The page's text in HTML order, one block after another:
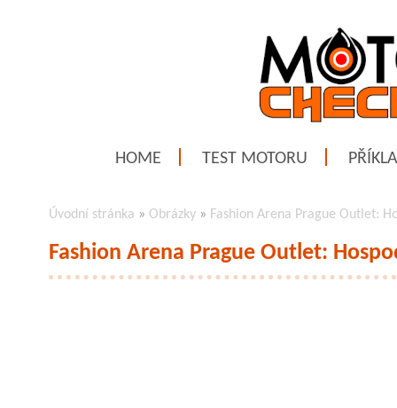
HOME TEST MOTORU
Úvodní stránka » Obrázky » Fashion Arena Prague Outlet:
Fashion Arena Prague Outlet: